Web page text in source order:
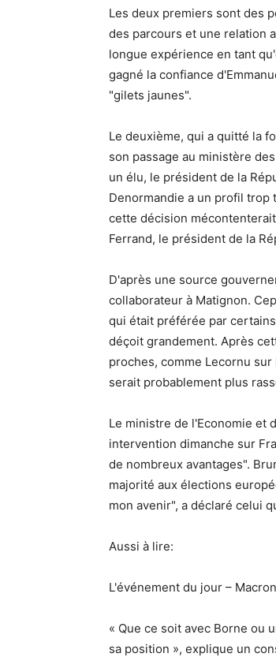
Les deux premiers sont des
des parcours et une relation
longue expérience en tant
gagné la confiance
"gilets jaunes".
Le deuxième, qui a quitté la
son passage au ministère
un élu, le président de la
Denormandie a un profil trop
cette décision
Ferrand, le président de la
D'après une source
collaborateur à Matignon.
qui était préférée par
déçoit grandement. Après
proches, comme Lecornu
serait probablement plus
Le ministre de l'Economie et
intervention dimanche sur
de nombreux avantages".
majorité aux élections
mon avenir", a déclaré celui
Aussi à lire:
L'événement du jour –
« Que ce soit avec Borne ou
sa position », explique un